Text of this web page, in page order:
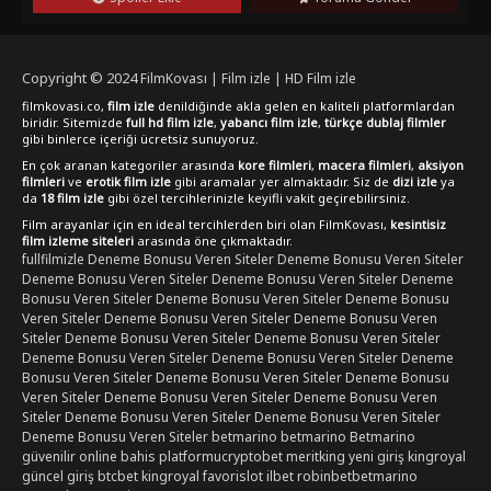
ekran başında büyüleneceksiniz.
Copyright © 2024FilmKovası | Film izle | HD Film izle
filmkovasi.co, film izle denildiğinde akla gelen en kaliteli platformlardan
biridir. Sitemizde full hd film izle, yabancı film izle, türkçe dublaj filmler
gibi binlerce içeriği ücretsiz sunuyoruz.
En çok aranan kategoriler arasında kore filmleri, macera filmleri, aksiyon
filmleri ve erotik film izle gibi aramalar yer almaktadır. Siz de dizi izle ya
da 18 film izle gibi özel tercihlerinizle keyifli vakit geçirebilirsiniz.
Film arayanlar için en ideal tercihlerden biri olan FilmKovası, kesintisiz
film izleme siteleri arasında öne çıkmaktadır.
fullfilmizle Deneme Bonusu Veren SitelerDeneme Bonusu Veren Siteler
Deneme Bonusu Veren SitelerDeneme Bonusu Veren SitelerDeneme
Bonusu Veren SitelerDeneme Bonusu Veren SitelerDeneme Bonusu
Veren SitelerDeneme Bonusu Veren SitelerDeneme Bonusu Veren
SitelerDeneme Bonusu Veren SitelerDeneme Bonusu Veren Siteler
Deneme Bonusu Veren SitelerDeneme Bonusu Veren SitelerDeneme
Bonusu Veren SitelerDeneme Bonusu Veren SitelerDeneme Bonusu
Veren SitelerDeneme Bonusu Veren SitelerDeneme Bonusu Veren
SitelerDeneme Bonusu Veren SitelerDeneme Bonusu Veren Siteler
Deneme Bonusu Veren Sitelerbetmarino betmarino Betmarino
güvenilir online bahis platformucryptobetmeritking yeni girişkingroyal
güncel girişbtcbetkingroyal favorislotilbetrobinbetbetmarino